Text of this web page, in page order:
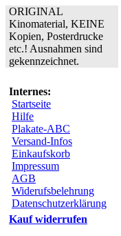
ORIGINAL
Kinomaterial, KEINE
Kopien, Posterdrucke
etc.! Ausnahmen sind
gekennzeichnet.
Internes:
Startseite
Hilfe
Plakate-ABC
Versand-Infos
Einkaufskorb
Impressum
AGB
Widerufsbelehrung
Datenschutzerklärung
Kauf widerrufen